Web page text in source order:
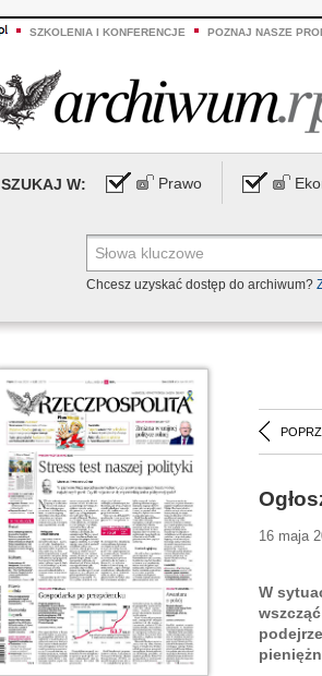
SZKOLENIA I KONFERENCJE POZNAJ NASZE
SZUKAJ W: Prawo
Chcesz uzyskać dostęp do archiwum?
16 maja
W